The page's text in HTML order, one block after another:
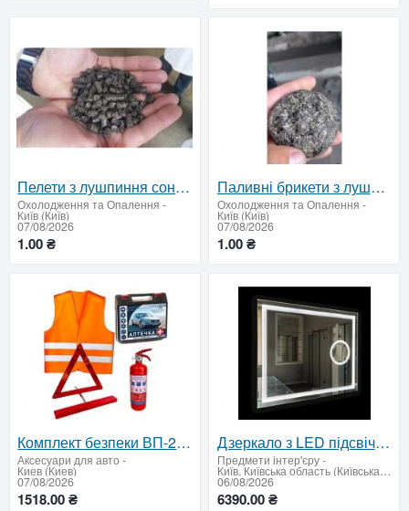
Пелети з лушпиння соняшника оптом — від 22 тонн
Охолодження та Опалення -
Київ (Київ)
07/08/2026
1.00 ₴
Паливні брикети з лушпиння соняшника — ціна за тонну, від 22 т
Охолодження та Опалення -
Київ (Київ)
07/08/2026
1.00 ₴
Комплект безпеки ВП-2: аптечка, вогнегасник, знaк, жилет
Аксесуари для авто -
Киев (Киев)
07/08/2026
1518.00 ₴
Дзеркало з LED підсвічуванням та сферичним збільшувальним дзеркалом 850 х 1050 мм.
Предмети інтер'єру-
Київ, Київська область (Київська область - продати купити)
06/08/2026
6390.00 ₴